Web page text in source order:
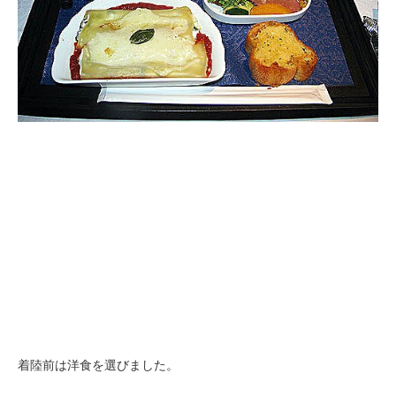
着陸前は洋食を選びました。